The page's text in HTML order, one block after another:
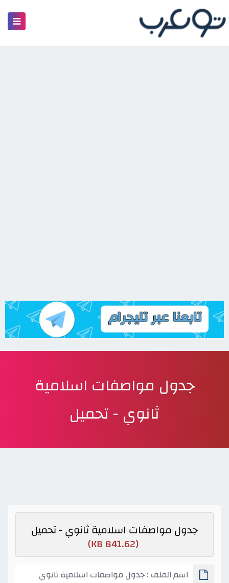
جدول مواصفات اسلامية
ثانوي - تحميل
جدول مواصفات اسلامية ثانوي - تحميل
(841.62 KB)
اسم الملف : جدول مواصفات اسلامية ثانوي